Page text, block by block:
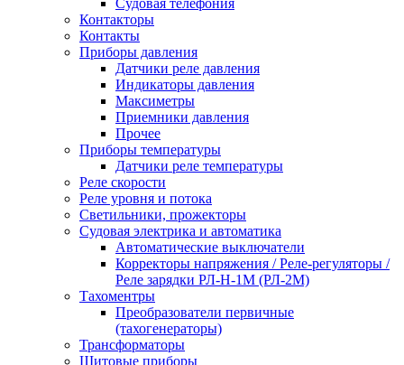
Судовая телефония
Контакторы
Контакты
Приборы давления
Датчики реле давления
Индикаторы давления
Максиметры
Приемники давления
Прочее
Приборы температуры
Датчики реле температуры
Реле скорости
Реле уровня и потока
Светильники, прожекторы
Судовая электрика и автоматика
Автоматические выключатели
Корректоры напряжения / Реле-регуляторы /
Реле зарядки РЛ-Н-1М (РЛ-2М)
Тахоментры
Преобразователи первичные
(тахогенераторы)
Трансформаторы
Щитовые приборы